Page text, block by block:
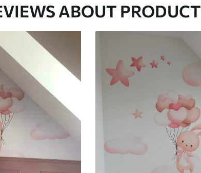
rollos de hasta 50 cm de ancho.
y/o adhesivo para empapelar.
esponja suave. Los murales de pared
limpiarse con agua.
juntas.
con solapamiento.
ABOUT PRODUCT